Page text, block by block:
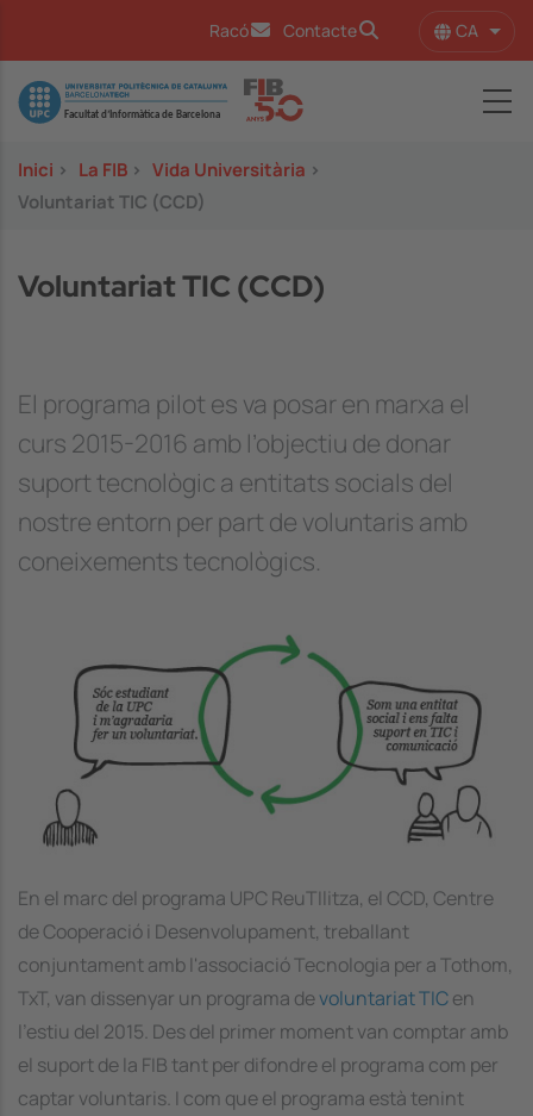
Racó Contacte CA
Image
Inici > La FIB > Vida Universitària >
Voluntariat TIC (CCD)
Voluntariat TIC (CCD)
El programa pilot es va posar en marxa el
curs 2015-2016 amb l’objectiu de donar
suport tecnològic a entitats socials del
nostre entorn per part de voluntaris amb
coneixements tecnològics.
En el marc del programa UPC ReuTIlitza, el CCD, Centre
de Cooperació i Desenvolupament, treballant
conjuntament amb l'associació Tecnologia per a Tothom,
TxT, van dissenyar un programa devoluntariat TICen
l’estiu del 2015. Des del primer moment van comptar amb
el suport de la FIB tant per difondre el programa com per
captar voluntaris. I com que el programa està tenint